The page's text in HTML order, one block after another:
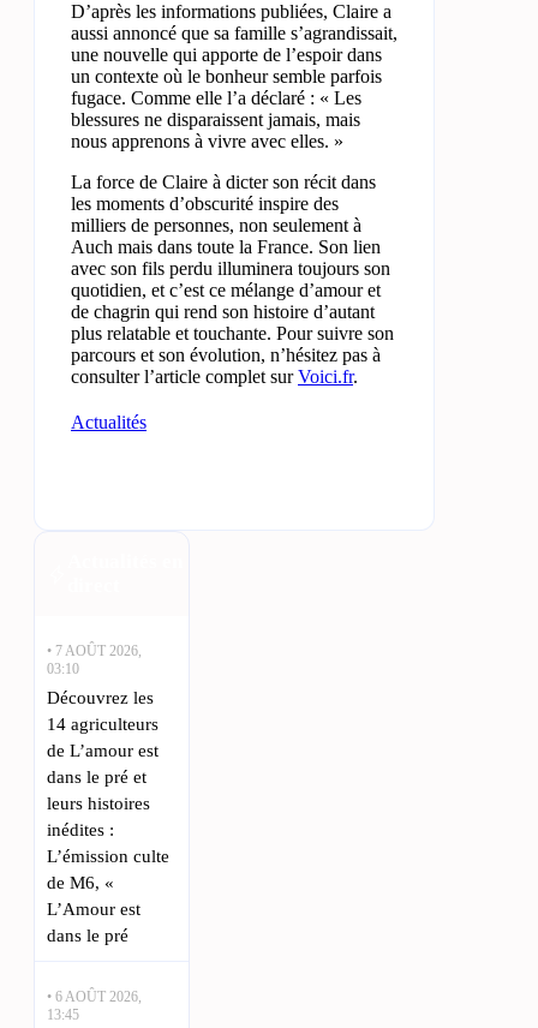
D’après les informations publiées, Claire a
aussi annoncé que sa famille s’agrandissait,
une nouvelle qui apporte de l’espoir dans
un contexte où le bonheur semble parfois
fugace. Comme elle l’a déclaré : « Les
blessures ne disparaissent jamais, mais
nous apprenons à vivre avec elles. »
La force de Claire à dicter son récit dans
les moments d’obscurité inspire des
milliers de personnes, non seulement à
Auch mais dans toute la France. Son lien
avec son fils perdu illuminera toujours son
quotidien, et c’est ce mélange d’amour et
de chagrin qui rend son histoire d’autant
plus relatable et touchante. Pour suivre son
parcours et son évolution, n’hésitez pas à
consulter l’article complet surVoici.fr.
Actualités
• 7 AOÛT 2026,
03:10
Découvrez les
14 agriculteurs
de L’amour est
dans le pré et
leurs histoires
inédites :
L’émission culte
de M6, «
L’Amour est
dans le pré
• 6 AOÛT 2026,
13:45